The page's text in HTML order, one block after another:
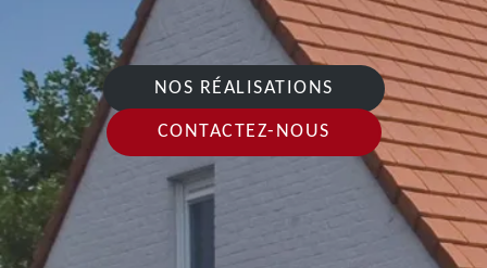
NOS RÉALISATIONS
CONTACTEZ-NOUS